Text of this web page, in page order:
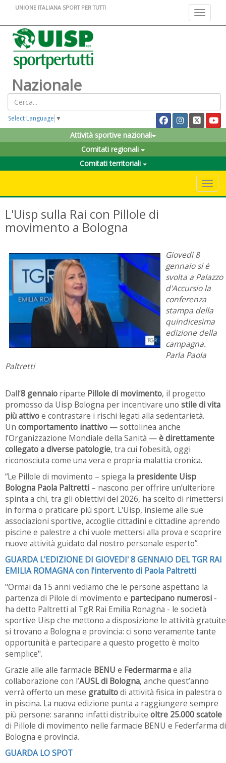
Toggle
UNIONE ITALIANA SPORT PER TUTTI
Nazionale
Select Language ▼
Attività sportive nazionali
Comitati regionali
Comitati territoriali
L'Uisp sulla Rai con Pillole di
movimento a Bologna
Giovedì 8
gennaio si è
svolta a Palazzo
d'Accursio la
conferenza
stampa della
quindicesima
edizione della
campagna.
Parla Paola
Paltretti
Dall’8 gennaio riparte Pillole di movimento, il progetto
promosso da Uisp Bologna per incentivare uno stile di vita
più attivoe contrastare i rischi legati alla sedentarietà.
Un comportamento inattivo — sottolinea anche
l’Organizzazione Mondiale della Sanità —è direttamente
collegato a diverse patologie, tra cui l’obesità, oggi
riconosciuta come una vera e propria malattia cronica.
“Le Pillole di movimento – spiega la presidente Uisp
Bologna Paola Paltretti – nascono per offrire un’ulteriore
spinta a chi, tra gli obiettivi del 2026, ha scelto di rimettersi
in forma o praticare più sport. L'Uisp, insieme alle sue
associazioni sportive, accoglie cittadini e cittadine aprendo
piscine e palestre a chi vuole mettersi alla prova e scoprire
nuove attività guidato dal nostro personale esperto”.
GUARDA L'EDIZIONE DI GIOVEDI' 8 GENNAIO DEL TGR RAI
EMILIA ROMAGNA con l'intervento di Paola Paltretti
"Ormai da 15 anni vediamo che le persone aspettano la
partenza di Pilole di movimento e partecipano numerosi -
ha detto Paltretti al TgR Rai Emilia Ronagna - le società
sportive Uisp che mettono a disposizione le attività gratuite
si trovano a Bologna e provincia: ci sono veramente tante
opportunità e partecipare a questo progetto è molto
semplice".
Grazie alle alle farmacie BENU e Federmarmae alla
collaborazione con l’AUSL di Bologna, anche quest’anno
verrà offerto un mese gratuitodi attività fisica in palestra o
in piscina. La nuova edizione punta a raggiungere sempre
più persone: saranno infatti distribuite oltre 25.000 scatole
di Pillole di movimento nelle farmacie BENU e Federfarma di
Bologna e provincia.
GUARDA LO SPOT